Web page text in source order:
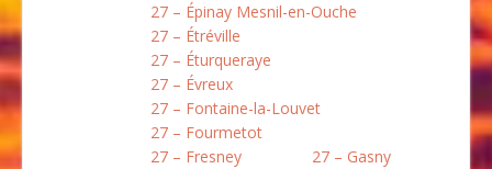
27 – Épinay Mesnil-en-Ouche
27 – Étréville
27 – Éturqueraye
27 – Évreux
27 – Fontaine-la-Louvet
27 – Fourmetot
27 – Fresney
27 – Gasny